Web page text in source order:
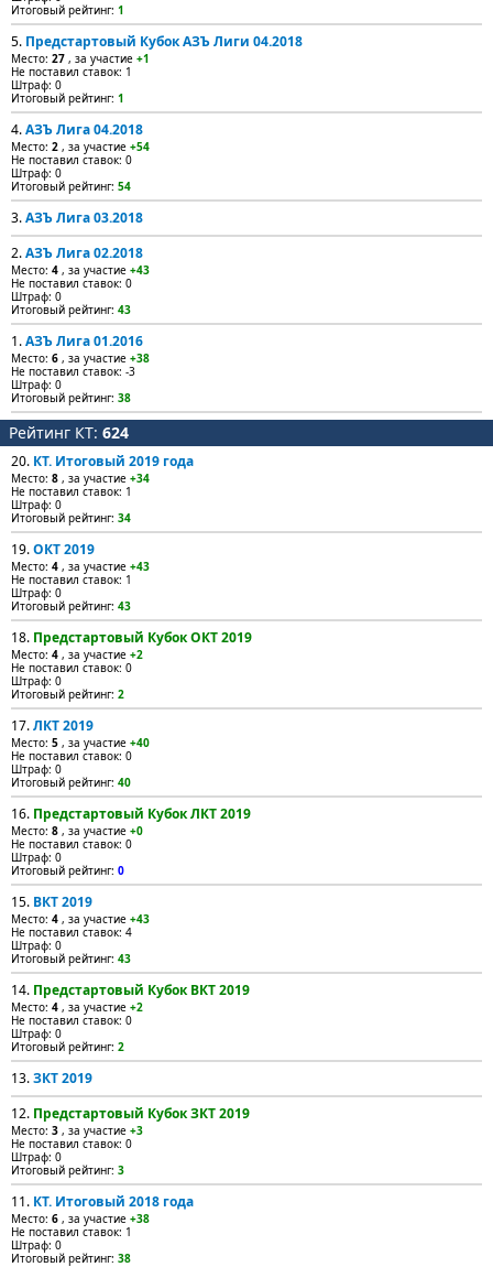
Итоговый рейтинг: 1
5. Предстартовый Кубок АЗЪ Лиги 04.2018
Место: 27 , за участие +1
Не поставил ставок: 1
Штраф: 0
Итоговый рейтинг: 1
4.АЗЪ Лига 04.2018
Место: 2 , за участие +54
Не поставил ставок: 0
Штраф: 0
Итоговый рейтинг: 54
3.АЗЪ Лига 03.2018
2.АЗЪ Лига 02.2018
Место: 4 , за участие +43
Не поставил ставок: 0
Штраф: 0
Итоговый рейтинг: 43
1.АЗЪ Лига 01.2016
Место: 6 , за участие +38
Не поставил ставок: -3
Штраф: 0
Итоговый рейтинг: 38
Рейтинг КТ: 624
20. КТ. Итоговый 2019 года
Место: 8 , за участие +34
Не поставил ставок: 1
Штраф: 0
Итоговый рейтинг: 34
19.ОКТ 2019
Место: 4 , за участие +43
Не поставил ставок: 1
Штраф: 0
Итоговый рейтинг: 43
18. Предстартовый Кубок ОКТ 2019
Место: 4 , за участие +2
Не поставил ставок: 0
Штраф: 0
Итоговый рейтинг: 2
17.ЛКТ 2019
Место: 5 , за участие +40
Не поставил ставок: 0
Штраф: 0
Итоговый рейтинг: 40
16. Предстартовый Кубок ЛКТ 2019
Место: 8 , за участие +0
Не поставил ставок: 0
Штраф: 0
Итоговый рейтинг: 0
15. ВКТ 2019
Место: 4 , за участие +43
Не поставил ставок: 4
Штраф: 0
Итоговый рейтинг: 43
14. Предстартовый Кубок ВКТ 2019
Место: 4 , за участие +2
Не поставил ставок: 0
Штраф: 0
Итоговый рейтинг: 2
13.ЗКТ 2019
12. Предстартовый Кубок ЗКТ 2019
Место: 3 , за участие +3
Не поставил ставок: 0
Штраф: 0
Итоговый рейтинг: 3
11. КТ. Итоговый 2018 года
Место: 6 , за участие +38
Не поставил ставок: 1
Штраф: 0
Итоговый рейтинг: 38